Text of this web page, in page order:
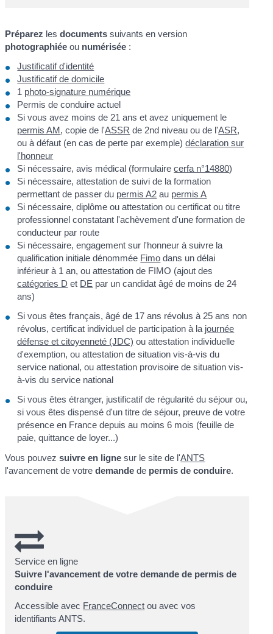
Préparez lesdocuments suivants en version
photographiée ou numérisée :
Justificatif d'identité
Justificatif de domicile
1 photo-signature numérique
Permis de conduire actuel
Si vous avez moins de 21 ans et avez uniquement le
permis AM, copie de l'ASSR de 2nd niveau ou de l'ASR,
ou à défaut (en cas de perte par exemple)déclaration sur
l'honneur
Si nécessaire, avis médical (formulairecerfa n°14880)
Si nécessaire, attestation de suivi de la formation
permettant de passer du permis A2 au permis A
Si nécessaire, diplôme ou attestation ou certificat ou titre
professionnel constatant l'achèvement d'une formation de
conducteur par route
Si nécessaire, engagement sur l'honneur à suivre la
qualification initiale dénommée Fimo dans un délai
inférieur à 1 an, ou attestation de FIMO (ajout des
catégories D et DE par un candidat âgé de moins de 24
ans)
Si vous êtes français, âgé de 17 ans révolus à 25 ans non
révolus, certificat individuel de participation à la journée
défense et citoyenneté (JDC) ou attestation individuelle
d'exemption, ou attestation de situation vis-à-vis du
service national, ou attestation provisoire de situation vis-
à-vis du service national
Si vous êtes étranger, justificatif de régularité du séjour ou,
si vous êtes dispensé d'un titre de séjour, preuve de votre
présence en France depuis au moins 6 mois (feuille de
paie, quittance de loyer...)
Vous pouvezsuivre en ligne sur le site de l'ANTS
l'avancement de votredemande de permis de conduire.
Service en ligne
Suivre l'avancement de votre demande de permis de
conduire
Accessible avec FranceConnect ou avec vos
identifiants ANTS.